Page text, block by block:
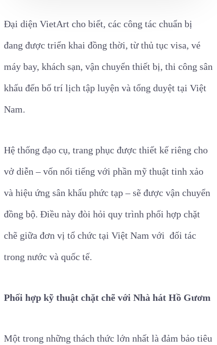
Đại diện VietArt cho biết, các công tác chuẩn bị
đang được triển khai đồng thời, từ thủ tục visa, vé
máy bay, khách sạn, vận chuyển thiết bị, thi công sân
khấu đến bố trí lịch tập luyện và tổng duyệt tại Việt
Nam.
Hệ thống đạo cụ, trang phục được thiết kế riêng cho
vở diễn – vốn nổi tiếng với phần mỹ thuật tinh xảo
và hiệu ứng sân khấu phức tạp – sẽ được vận chuyển
đồng bộ. Điều này đòi hỏi quy trình phối hợp chặt
chẽ giữa đơn vị tổ chức tại Việt Nam với đối tác
trong nước và quốc tế.
Phối hợp kỹ thuật chặt chẽ với Nhà hát Hồ Gươm
Một trong những thách thức lớn nhất là đảm bảo tiêu